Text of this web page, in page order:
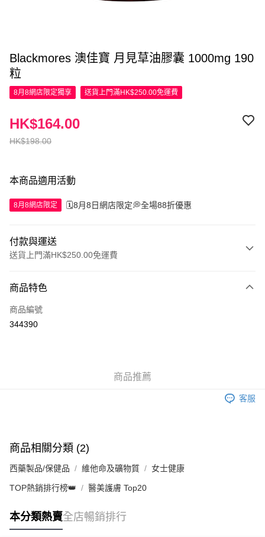
Blackmores 澳佳寶 月見草油膠囊 1000mg 190
粒
8月8網店限定獨享 送貨上門滿HK$250.00免運費
HK$198.00
HK$164.00
本商品適用活動
8月8網店限定 🗓️8月8日網店限定💭全場88折優惠
付款與運送
送貨上門滿HK$250.00免運費
信用卡
Apple Pay
付款後門市自取，訂單確認後2-4個工作天到店，7天內取。逾期後
商品特色
商品編號
344390
商品推薦
客服
商品相關分類 (2)
西藥製品/保健品 維他命及礦物質 女士健康
TOP熱銷排行榜👑 醫美護膚 Top20
本分類熱賣全店暢銷排行